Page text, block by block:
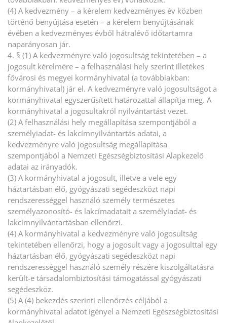
(4) A kedvezmény – a kérelem kedvezményes év közben
történő benyújtása esetén – a kérelem benyújtásának
évében a kedvezményes évből hátralévő időtartamra
naparányosan jár.
4. § (1) A kedvezményre való jogosultság tekintetében – a
jogosult kérelmére – a felhasználási hely szerint illetékes
fővárosi és megyei kormányhivatal (a továbbiakban:
kormányhivatal) jár el. A kedvezményre való jogosultságot a
kormányhivatal egyszerűsített határozattal állapítja meg. A
kormányhivatal a jogosultakról nyilvántartást vezet.
(2) A felhasználási hely megállapítása szempontjából a
személyiadat- és lakcímnyilvántartás adatai, a
kedvezményre való jogosultság megállapítása
szempontjából a Nemzeti Egészségbiztosítási Alapkezelő
adatai az irányadók.
(3) A kormányhivatal a jogosult, illetve a vele egy
háztartásban élő, gyógyászati segédeszközt napi
rendszerességgel használó személy természetes
személyazonosító- és lakcímadatait a személyiadat- és
lakcímnyilvántartásban ellenőrzi.
(4) A kormányhivatal a kedvezményre való jogosultság
tekintetében ellenőrzi, hogy a jogosult vagy a jogosulttal egy
háztartásban élő, gyógyászati segédeszközt napi
rendszerességgel használó személy részére kiszolgáltatásra
került-e társadalombiztosítási támogatással gyógyászati
segédeszköz.
(5) A (4) bekezdés szerinti ellenőrzés céljából a
kormányhivatal adatot igényel a Nemzeti Egészségbiztosítási